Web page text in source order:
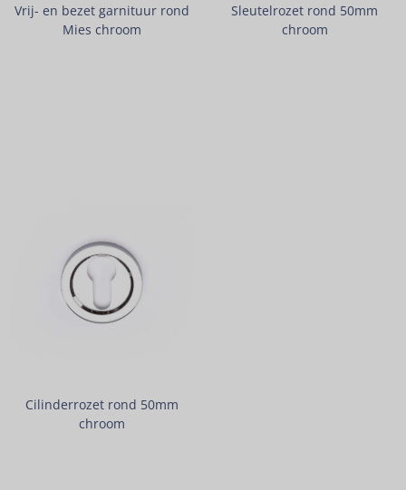
Vrij- en bezet garnituur rond
Mies chroom
Sleutelrozet rond 50mm
chroom
Cilinderrozet rond 50mm
chroom